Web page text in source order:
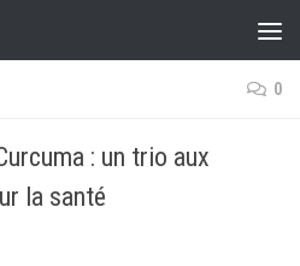
0
: un trio aux
la santé